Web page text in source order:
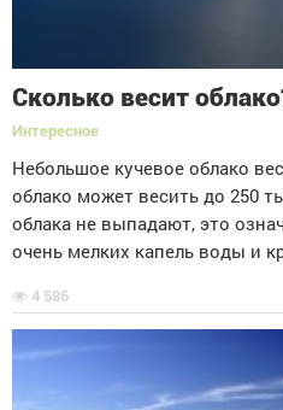
Сколько весит
Интересное
Небольшое кучевое облако
облако может весить до 250
облака не выпадают, это
очень мелких капель воды и
4 586